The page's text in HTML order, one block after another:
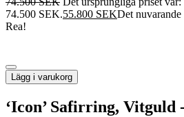
74.500 SEK.55.800 SEKDet
Rea!
Lägg i varukorg
‘Icon’ Safirring, Vitguld